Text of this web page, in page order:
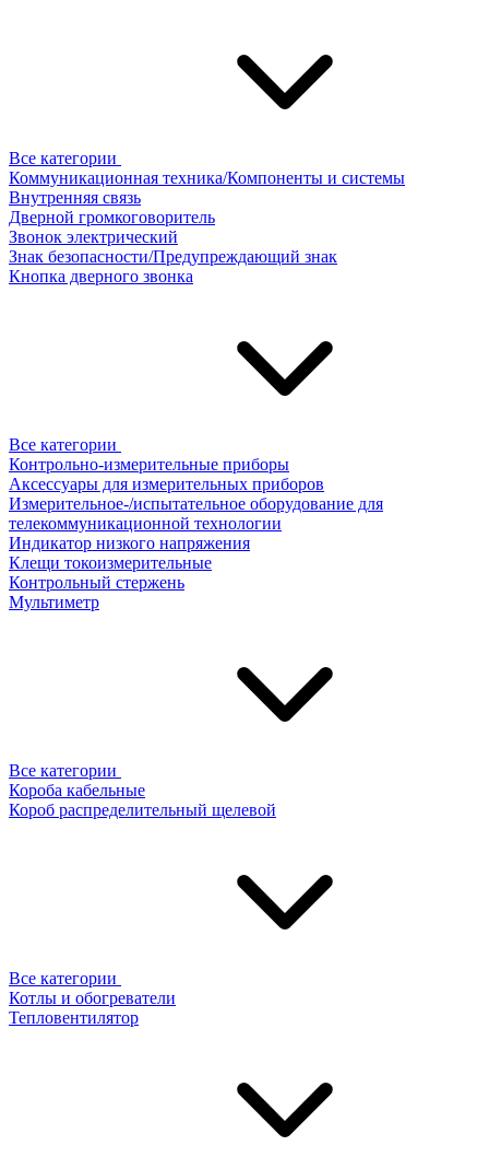
Все категории
Коммуникационная техника/Компоненты и системы
Внутренняя связь
Дверной громкоговоритель
Звонок электрический
Знак безопасности/Предупреждающий знак
Кнопка дверного звонка
Все категории
Контрольно-измерительные приборы
Аксессуары для измерительных приборов
Измерительное-/испытательное оборудование для
телекоммуникационной технологии
Индикатор низкого напряжения
Клещи токоизмерительные
Контрольный стержень
Мультиметр
Все категории
Короба кабельные
Короб распределительный щелевой
Все категории
Котлы и обогреватели
Тепловентилятор